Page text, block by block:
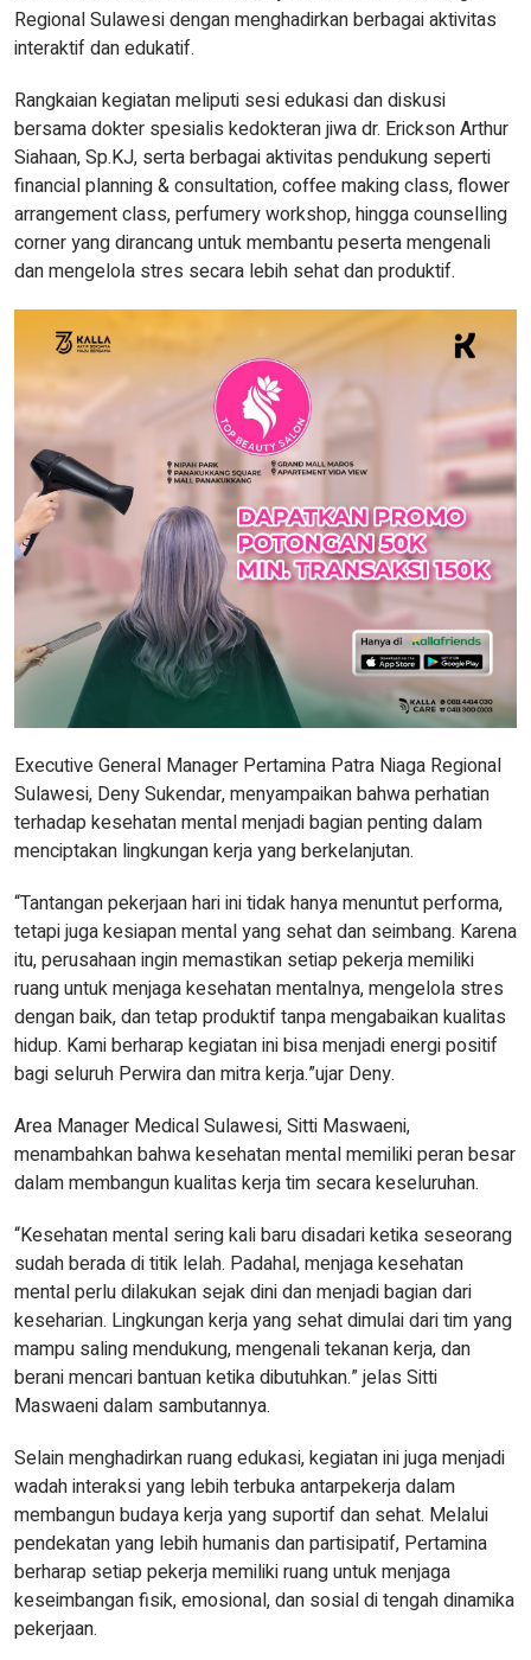
Regional Sulawesi dengan menghadirkan berbagai aktivitas
interaktif dan edukatif.
Rangkaian kegiatan meliputi sesi edukasi dan diskusi
bersama dokter spesialis kedokteran jiwa dr. Erickson Arthur
Siahaan, Sp.KJ, serta berbagai aktivitas pendukung seperti
financial planning & consultation, coffee making class, flower
arrangement class, perfumery workshop, hingga counselling
corner yang dirancang untuk membantu peserta mengenali
dan mengelola stres secara lebih sehat dan produktif.
Executive General Manager Pertamina Patra Niaga Regional
Sulawesi, Deny Sukendar, menyampaikan bahwa perhatian
terhadap kesehatan mental menjadi bagian penting dalam
menciptakan lingkungan kerja yang berkelanjutan.
“Tantangan pekerjaan hari ini tidak hanya menuntut performa,
tetapi juga kesiapan mental yang sehat dan seimbang. Karena
itu, perusahaan ingin memastikan setiap pekerja memiliki
ruang untuk menjaga kesehatan mentalnya, mengelola stres
dengan baik, dan tetap produktif tanpa mengabaikan kualitas
hidup. Kami berharap kegiatan ini bisa menjadi energi positif
bagi seluruh Perwira dan mitra kerja.”ujar Deny.
Area Manager Medical Sulawesi, Sitti Maswaeni,
menambahkan bahwa kesehatan mental memiliki peran besar
dalam membangun kualitas kerja tim secara keseluruhan.
“Kesehatan mental sering kali baru disadari ketika seseorang
sudah berada di titik lelah. Padahal, menjaga kesehatan
mental perlu dilakukan sejak dini dan menjadi bagian dari
keseharian. Lingkungan kerja yang sehat dimulai dari tim yang
mampu saling mendukung, mengenali tekanan kerja, dan
berani mencari bantuan ketika dibutuhkan.” jelas Sitti
Maswaeni dalam sambutannya.
Selain menghadirkan ruang edukasi, kegiatan ini juga menjadi
wadah interaksi yang lebih terbuka antarpekerja dalam
membangun budaya kerja yang suportif dan sehat. Melalui
pendekatan yang lebih humanis dan partisipatif, Pertamina
berharap setiap pekerja memiliki ruang untuk menjaga
keseimbangan fisik, emosional, dan sosial di tengah dinamika
pekerjaan.